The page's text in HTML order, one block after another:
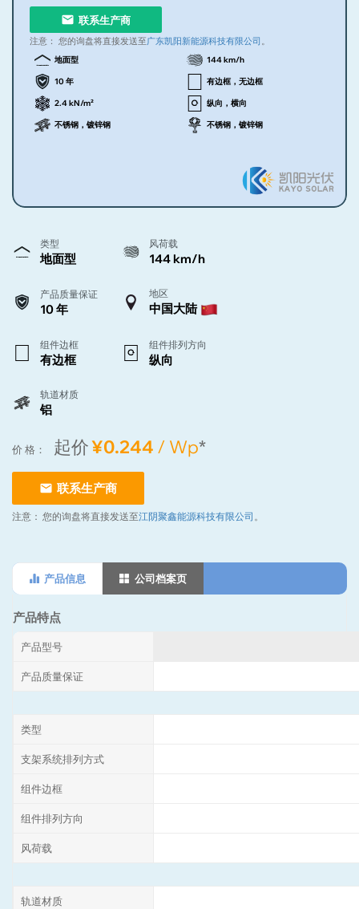
联系生产商
注意： 您的询盘将直接发送至广东凯阳新能源科技有限公司 。
地面型 144 km/h
10 年 有边框，无边框
2.4 kN/m² 纵向，横向
不锈钢，镀锌钢 不锈钢，镀锌钢
类型
地面型
风荷载
144 km/h
产品质量保证
10 年
地区
中国大陆
组件边框
有边框
组件排列方向
纵向
轨道材质
铝
价 格： 起价¥0.244 / Wp*
联系生产商
注意： 您的询盘将直接发送至江阴聚鑫能源科技有限公司 。
产品信息 公司档案页
产品特点
产品型号
产品质量保证
类型
支架系统排列方式
组件边框
组件排列方向
风荷载
轨道材质